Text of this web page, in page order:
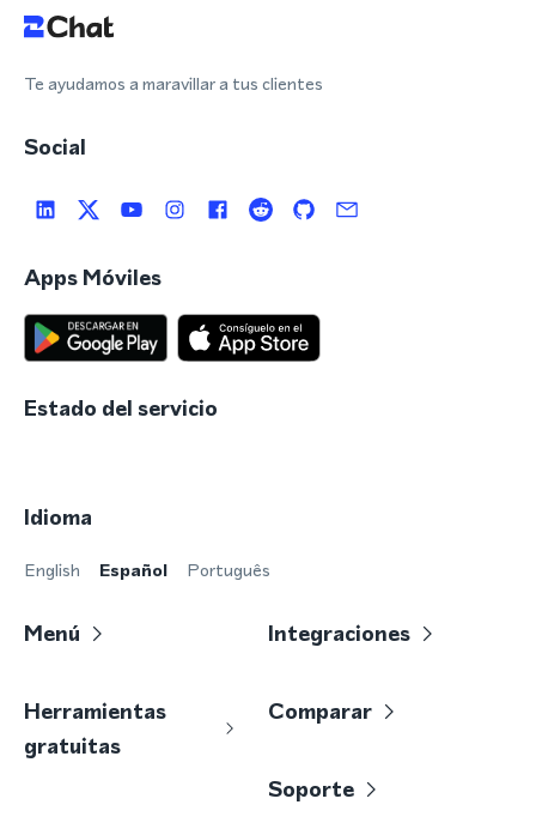
Te ayudamos a maravillar a tus clientes
Social
Apps Móviles
Estado del servicio
Idioma
English Español Português
Menú Integraciones
Herramientas
gratuitas
Comparar
Soporte